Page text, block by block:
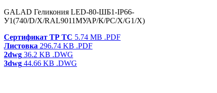
GALAD Геликония LED-80-ШБ1-IP66-
У1(740/D/X/RAL9011МУАР/К/PC/X/G1/X)
Сертификат ТР ТС 5.74 MB .PDF
Листовка 296.74 KB .PDF
2dwg 36.2 KB .DWG
3dwg 44.66 KB .DWG